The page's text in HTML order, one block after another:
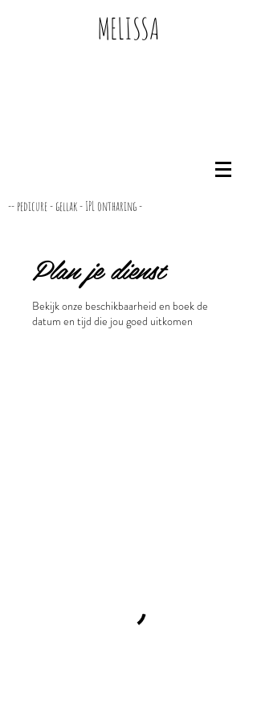
MELISSA
-- pedicure - gellak - IPL ontharing -
Plan je dienst
Bekijk onze beschikbaarheid en boek de
datum en tijd die jou goed uitkomen